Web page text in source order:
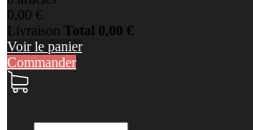
0,00 €
Livraison Total 0,00 €
Voir le panier
Commander